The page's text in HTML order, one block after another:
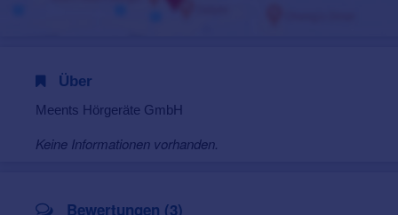
Über
Meents Hörgeräte GmbH
Keine Informationen vorhanden.
Bewertungen (3)